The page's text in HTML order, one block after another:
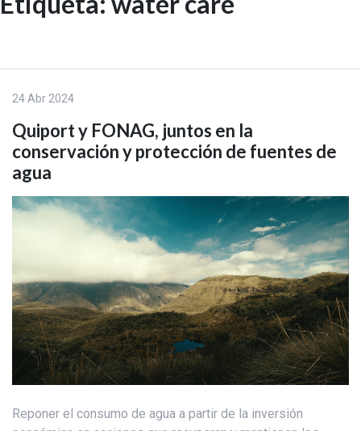
Skip
24 Abr 2024
Quiport y FONAG, juntos en la
conservación y protección de fuentes de
agua
Reponer el consumo de agua a partir de la inversión